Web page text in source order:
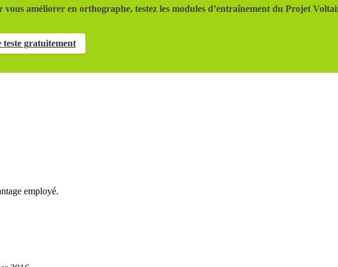
vous améliorer en orthographe, testez les modules d’entraînement du Projet
teste gratuitement
employé.